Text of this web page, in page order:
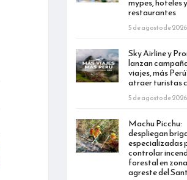
mypes, hoteles y
restaurantes
5 de agosto de 2026
Sky Airline y
lanzan
viajes, más
atraer turistas
5 de agosto de 2026
Machu Picchu:
despliegan
especializadas
controlar
forestal en zona
agreste del